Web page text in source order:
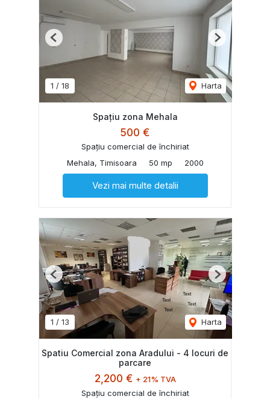
1 / 18 Harta
Previous Next
Spațiu zona Mehala
500 €
Spațiu comercial de închiriat
Mehala, Timisoara
50 mp 2000
Vezi mai multe detalii
1 / 13 Harta
Previous Next
Spatiu Comercial zona Aradului - 4 locuri de
parcare
2,200 € + 21% TVA
Spațiu comercial de închiriat